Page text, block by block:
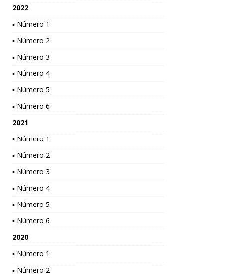
2022
▪ Número 1
▪ Número 2
▪ Número 3
▪ Número 4
▪ Número 5
▪ Número 6
2021
▪ Número 1
▪ Número 2
▪ Número 3
▪ Número 4
▪ Número 5
▪ Número 6
2020
▪ Número 1
▪ Número 2